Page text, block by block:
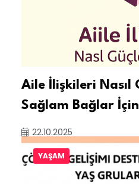
Aile İlişkileri Nasıl
Sağlam Bağlar
22.10.2025
YAŞAM